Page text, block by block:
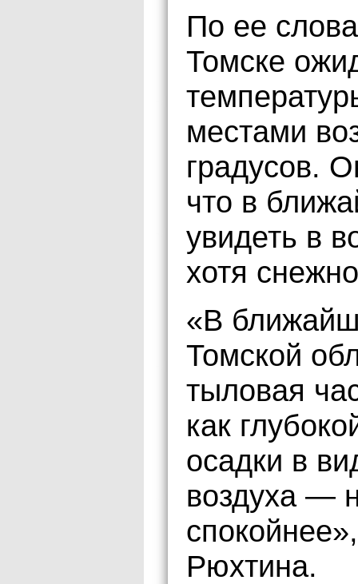
По ее
Томске
местами
градусов.
что в
увидеть в
хотя
«В
Томской
тыловая
как
осадки в
воздуха —
Рюхтина.